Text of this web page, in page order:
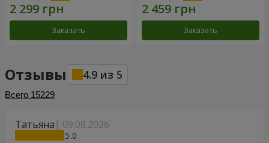
Заказать Заказать
Отзывы 4.9 из 5
Всего 15229
Татьяна 09.08.2026
5